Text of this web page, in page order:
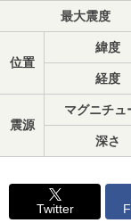
最大震度
位置
緯度
経度
震源
マグニチュ
深さ
Twitter